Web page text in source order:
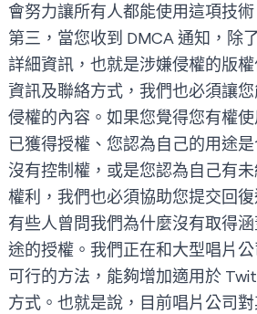
會努力讓所有人都能使用這項技術
第三，當您收到 DMCA 通知，除
詳細資訊，也就是涉嫌侵權的版
資訊及聯絡方式，我們也必須讓
侵權的內容。如果您覺得您有權
已獲得授權、您認為自己的用途
沒有控制權，或是您認為自己有
權利，我們也必須協助您提交回復
有些人曾問我們為什麼沒有取得
途的授權。我們正在和大型唱片
可行的方法，能夠增加適用於
方式。也就是說，目前唱片公司